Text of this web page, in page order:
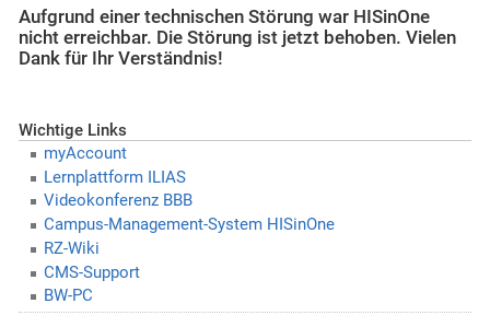
Aufgrund einer technischen Störung war HISinOne
nicht erreichbar. Die Störung ist jetzt behoben. Vielen
Dank für Ihr Verständnis!
Wichtige Links
myAccount
Lernplattform ILIAS
Videokonferenz BBB
Campus-Management-System HISinOne
RZ-Wiki
CMS-Support
BW-PC